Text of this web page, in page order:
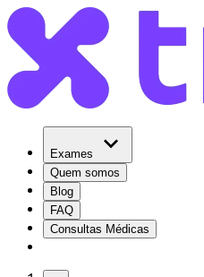
Exames
Quem somos
Blog
FAQ
Consultas Médicas